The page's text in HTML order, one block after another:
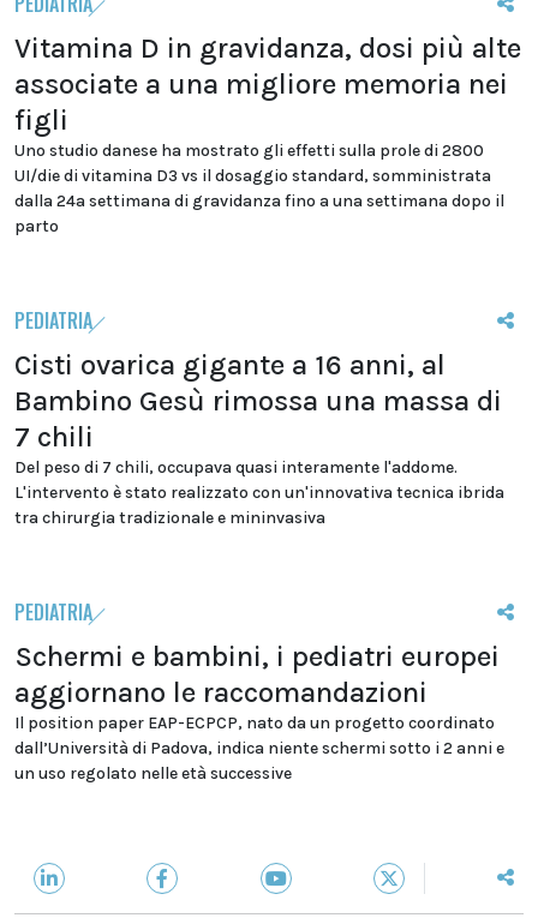
Vitamina D in gravidanza, dosi più alte
associate a una migliore memoria nei
figli
Uno studio danese ha mostrato gli effetti sulla prole di 2800
UI/die di vitamina D3 vs il dosaggio standard, somministrata
dalla 24a settimana di gravidanza fino a una settimana dopo il
parto
PEDIATRIA
Cisti ovarica gigante a 16 anni, al
Bambino Gesù rimossa una massa di
7 chili
Del peso di 7 chili, occupava quasi interamente l'addome.
L'intervento è stato realizzato con un'innovativa tecnica ibrida
tra chirurgia tradizionale e mininvasiva
PEDIATRIA
Schermi e bambini, i pediatri europei
aggiornano le raccomandazioni
Il position paper EAP-ECPCP, nato da un progetto coordinato
dall’Università di Padova, indica niente schermi sotto i 2 anni e
un uso regolato nelle età successive